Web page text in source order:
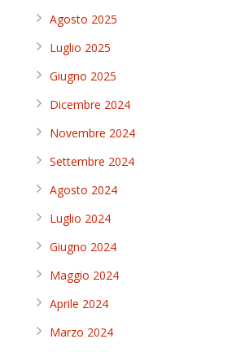
Agosto 2025
Luglio 2025
Giugno 2025
Dicembre 2024
Novembre 2024
Settembre 2024
Agosto 2024
Luglio 2024
Giugno 2024
Maggio 2024
Aprile 2024
Marzo 2024